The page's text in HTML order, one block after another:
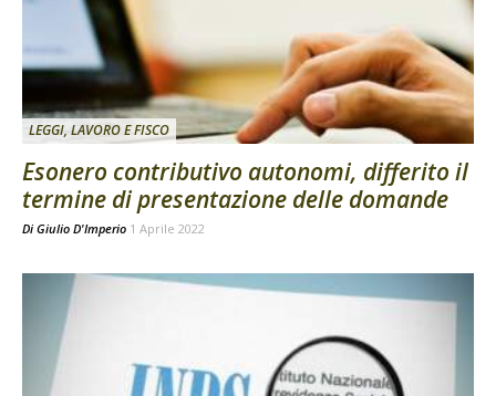
LEGGI, LAVORO E FISCO
Esonero contributivo autonomi, differito il
termine di presentazione delle domande
Di Giulio D'Imperio 1 Aprile 2022